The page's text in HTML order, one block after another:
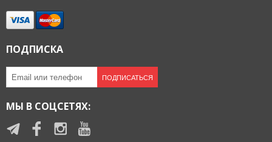
ПОДПИСКА
ПОДПИСАТЬСЯ
МЫ В СОЦСЕТЯХ: